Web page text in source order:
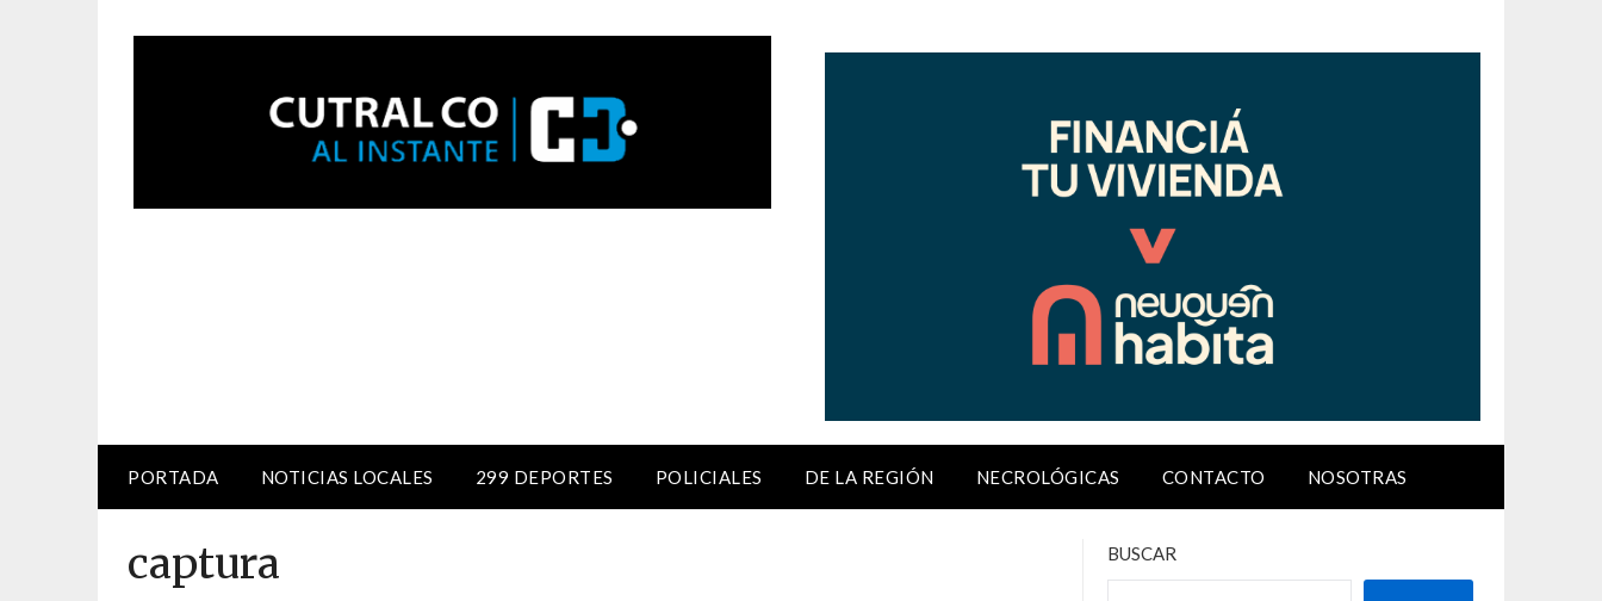
PORTADA NOTICIAS LOCALES 299 DEPORTES POLICIALES DE LA REGIÓN NECROLÓGICAS CONTACTO NOSOTRAS
captura BUSCAR